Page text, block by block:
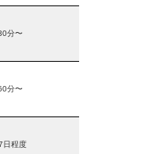
分〜
分〜
日程度